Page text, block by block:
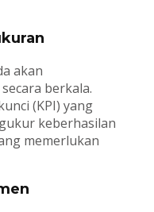
akan
berkala.
(KPI) yang
keberhasilan
memerlukan